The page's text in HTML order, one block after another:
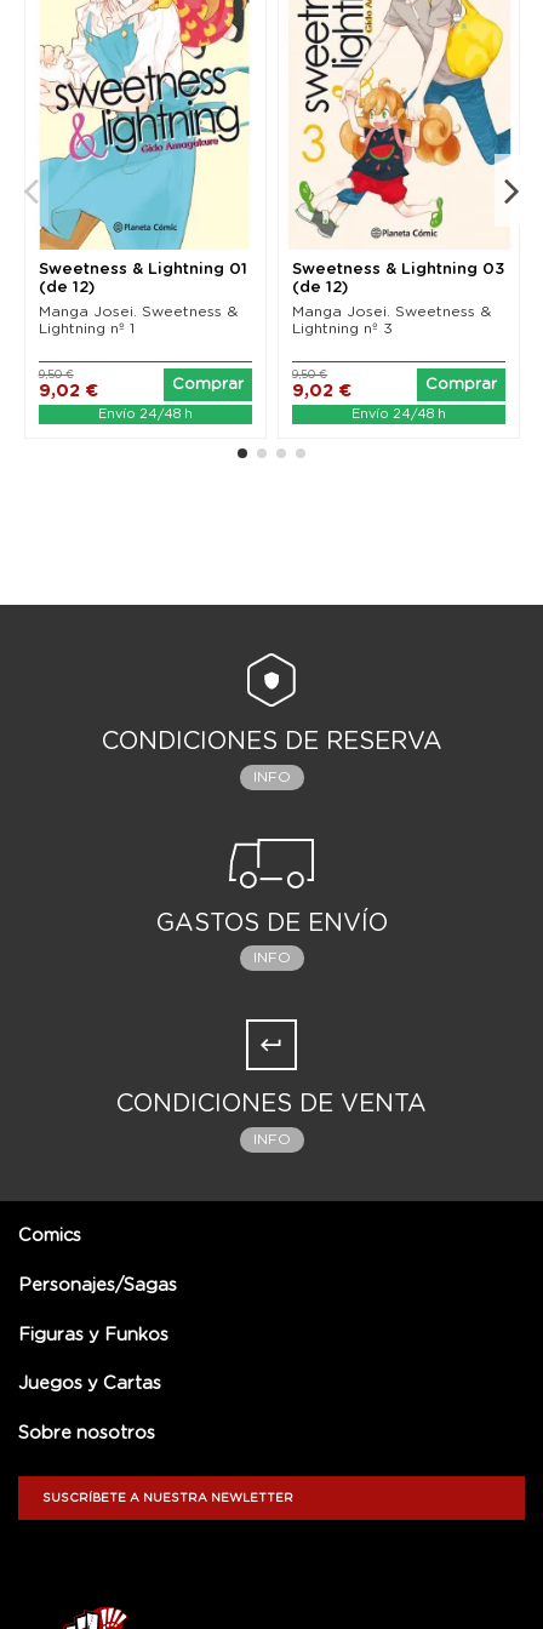
Sweetness & Lightning 01
(de 12)
Manga Josei. Sweetness &
Lightning nº 1
9,02 €
9,50 €
Comprar
Envío 24/48 h
Sweetness & Lightning 03
(de 12)
Manga Josei. Sweetness &
Lightning nº 3
9,02 €
9,50 €
Comprar
Envío 24/48 h
CONDICIONES DE RESERVA
INFO
GASTOS DE ENVÍO
INFO
CONDICIONES DE VENTA
INFO
Comics
Personajes/Sagas
Figuras y Funkos
Juegos y Cartas
Sobre nosotros
SUSCRÍBETE A NUESTRA NEWLETTER